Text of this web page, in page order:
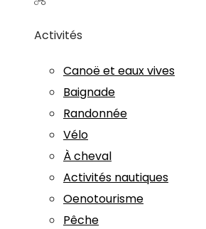
Activités
Canoë et eaux vives
Baignade
Randonnée
Vélo
À cheval
Activités nautiques
Oenotourisme
Pêche